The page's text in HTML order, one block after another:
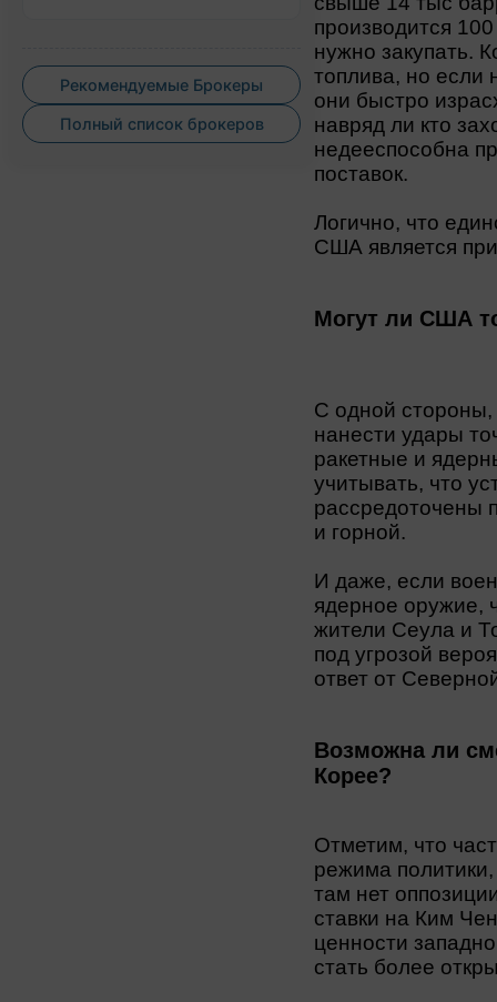
Рекомендуемые Брокеры
Полный список брокеров
производится
нужно закупать.
топлива, но если
они быстро
навряд ли кто
недееспособна
поставок.
Логично, что
США является
Могут ли США
С одной
нанести удары
ракетные и
учитывать, что
рассредоточены
и горной.
И даже, если
ядерное оружие,
жители Сеула и
под угрозой
ответ от
Возможна ли
Корее?
Отметим, что
режима
там нет
ставки на Ким
ценности
стать более